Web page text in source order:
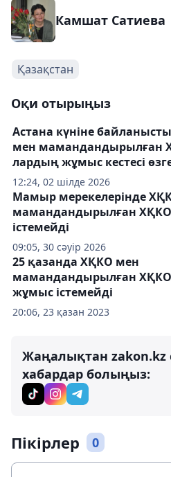
Камшат Сатиева
Қазақстан
Оқи отырыңыз
12:24, 02 шілде 2026
Астана күніне
мен мамандандырылған
лардың жұмыс кестесі
09:05, 30 сәуір 2026
Мамыр мерекелерінде
мамандандырылған
істемейді
20:06, 23 қазан 2023
25 қазанда ХҚКО мен
мамандандырылған
жұмыс істемейді
Жаңалықтан zakon.kz
хабардар болыңыз:
Пікірлер 0